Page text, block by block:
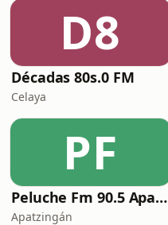
D8
Décadas 80s.0 FM
Celaya
PF
Peluche Fm 90.5 Apatzingán Mich.
Apatzingán